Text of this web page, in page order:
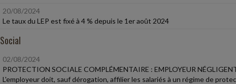
20/08/2024
Le taux du LEP est fixé à 4 % depuis le 1er août 2024
Social
02/08/2024
PROTECTION SOCIALE COMPLÉMENTAIRE : EMPLOYEUR
L'employeur doit, sauf dérogation, affilier les salariés à un régime de